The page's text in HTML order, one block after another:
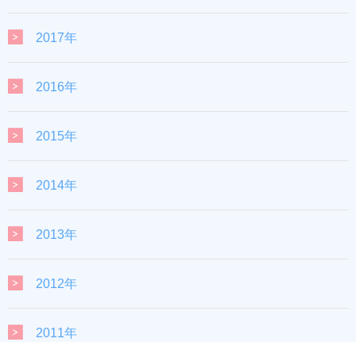
2017年
2016年
2015年
2014年
2013年
2012年
2011年